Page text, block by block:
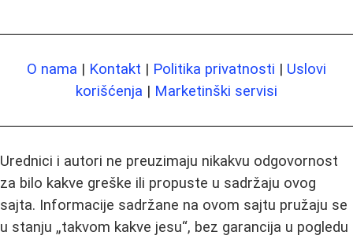
O nama | Kontakt | Politika privatnosti | Uslovi
korišćenja | Marketinški servisi
Urednici i autori ne preuzimaju nikakvu odgovornost
za bilo kakve greške ili propuste u sadržaju ovog
sajta. Informacije sadržane na ovom sajtu pružaju se
u stanju „takvom kakve jesu“, bez garancija u pogledu